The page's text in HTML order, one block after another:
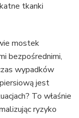
tkanki
mostek
bezpośrednimi,
wypadków
jest
To właśnie
ryzyko